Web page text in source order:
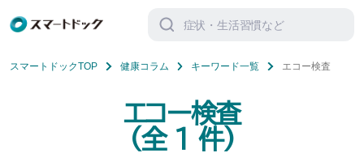
索
スマートドックTOP 健康コラム キーワード一覧 エコー検査
エコー検査
(全1 件)